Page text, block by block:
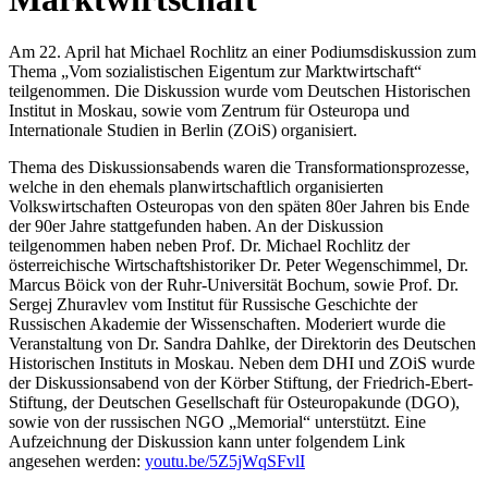
Am 22. April hat Michael Rochlitz an einer Podiumsdiskussion zum
Thema „Vom sozialistischen Eigentum zur Marktwirtschaft“
teilgenommen. Die Diskussion wurde vom Deutschen Historischen
Institut in Moskau, sowie vom Zentrum für Osteuropa und
Internationale Studien in Berlin (ZOiS) organisiert.
Thema des Diskussionsabends waren die Transformationsprozesse,
welche in den ehemals planwirtschaftlich organisierten
Volkswirtschaften Osteuropas von den späten 80er Jahren bis Ende
der 90er Jahre stattgefunden haben. An der Diskussion
teilgenommen haben neben Prof. Dr. Michael Rochlitz der
österreichische Wirtschaftshistoriker Dr. Peter Wegenschimmel, Dr.
Marcus Böick von der Ruhr-Universität Bochum, sowie Prof. Dr.
Sergej Zhuravlev vom Institut für Russische Geschichte der
Russischen Akademie der Wissenschaften. Moderiert wurde die
Veranstaltung von Dr. Sandra Dahlke, der Direktorin des Deutschen
Historischen Instituts in Moskau. Neben dem DHI und ZOiS wurde
der Diskussionsabend von der Körber Stiftung, der Friedrich-Ebert-
Stiftung, der Deutschen Gesellschaft für Osteuropakunde (DGO),
sowie von der russischen NGO „Memorial“ unterstützt. Eine
Aufzeichnung der Diskussion kann unter folgendem Link
angesehen werden: youtu.be/5Z5jWqSFvlI